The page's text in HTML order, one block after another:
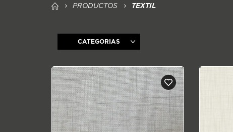
PRODUCTOS TEXTIL
CATEGORIAS